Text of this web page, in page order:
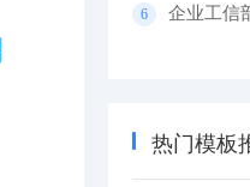
热门模板